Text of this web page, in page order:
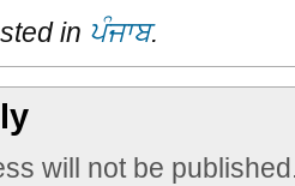
in ਪੰਜਾਬ.
will not be